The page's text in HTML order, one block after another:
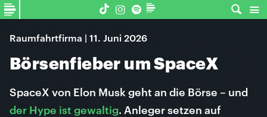
Raumfahrtfirma | 11. Juni 2026
Börsenfieber um SpaceX
SpaceX von Elon Musk geht an die Börse – und
der Hype ist gewaltig. Anleger setzen auf